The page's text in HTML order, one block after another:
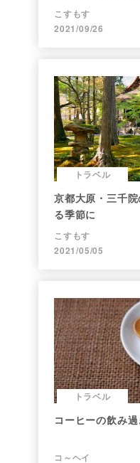
こすもす
2021/09/26
トラベル
京都大原・三千
る季節に
こすもす
2021/05/05
トラベル
コーヒーの飲み
コ～ヘイ